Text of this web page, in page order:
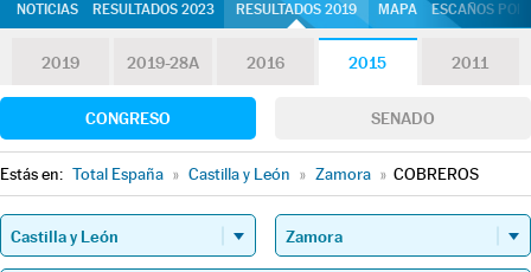
NOTICIAS RESULTADOS 2023 RESULTADOS 2019 MAPA ESCAÑOS
2019 2019-28A 2016 2015 2011
CONGRESO SENADO
Estás en: Total España » Castilla y León » Zamora » COBREROS